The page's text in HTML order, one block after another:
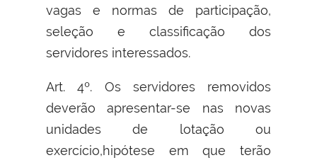
vagas e normas de participação,
seleção e classificação dos
servidores interessados.
Art. 4º. Os servidores removidos
deverão apresentar-se nas novas
unidades de lotação ou
exercício,hipótese em que terão